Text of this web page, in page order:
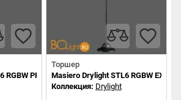
PREMIUM PORTABLE
Торшер
Masiero Drylight STL6 RGBW
Коллекция: Drylight